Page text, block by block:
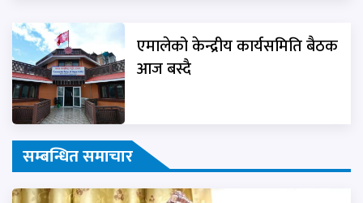
एमालेको केन्द्रीय कार्यसमिति बैठक
आज बस्दै
सम्बन्धित समाचार